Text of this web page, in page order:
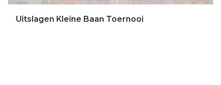
Uitslagen Kleine Baan Toernooi